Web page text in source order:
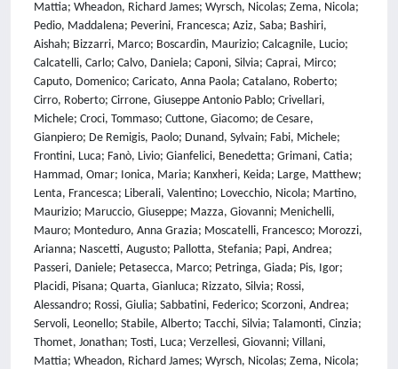
Mattia; Wheadon, Richard James; Wyrsch, Nicolas; Zema, Nicola;
Pedio, Maddalena; Peverini, Francesca; Aziz, Saba; Bashiri,
Aishah; Bizzarri, Marco; Boscardin, Maurizio; Calcagnile, Lucio;
Calcatelli, Carlo; Calvo, Daniela; Caponi, Silvia; Caprai, Mirco;
Caputo, Domenico; Caricato, Anna Paola; Catalano, Roberto;
Cirro, Roberto; Cirrone, Giuseppe Antonio Pablo; Crivellari,
Michele; Croci, Tommaso; Cuttone, Giacomo; de Cesare,
Gianpiero; De Remigis, Paolo; Dunand, Sylvain; Fabi, Michele;
Frontini, Luca; Fanò, Livio; Gianfelici, Benedetta; Grimani, Catia;
Hammad, Omar; Ionica, Maria; Kanxheri, Keida; Large, Matthew;
Lenta, Francesca; Liberali, Valentino; Lovecchio, Nicola; Martino,
Maurizio; Maruccio, Giuseppe; Mazza, Giovanni; Menichelli,
Mauro; Monteduro, Anna Grazia; Moscatelli, Francesco; Morozzi,
Arianna; Nascetti, Augusto; Pallotta, Stefania; Papi, Andrea;
Passeri, Daniele; Petasecca, Marco; Petringa, Giada; Pis, Igor;
Placidi, Pisana; Quarta, Gianluca; Rizzato, Silvia; Rossi,
Alessandro; Rossi, Giulia; Sabbatini, Federico; Scorzoni, Andrea;
Servoli, Leonello; Stabile, Alberto; Tacchi, Silvia; Talamonti, Cinzia;
Thomet, Jonathan; Tosti, Luca; Verzellesi, Giovanni; Villani,
Mattia; Wheadon, Richard James; Wyrsch, Nicolas; Zema, Nicola;